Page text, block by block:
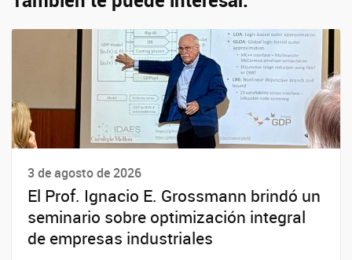
3 de agosto de 2026
El Prof. Ignacio E. Grossmann brindó un
seminario sobre optimización integral
de empresas industriales